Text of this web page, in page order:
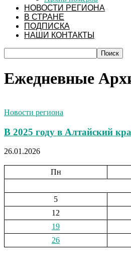
НОВОСТИ РЕГИОНА
В СТРАНЕ
ПОДПИСКА
НАШИ КОНТАКТЫ
Ежедневные
Новости региона
В 2025 году в Алтайский
26.01.2026
Пн
5
12
19
26